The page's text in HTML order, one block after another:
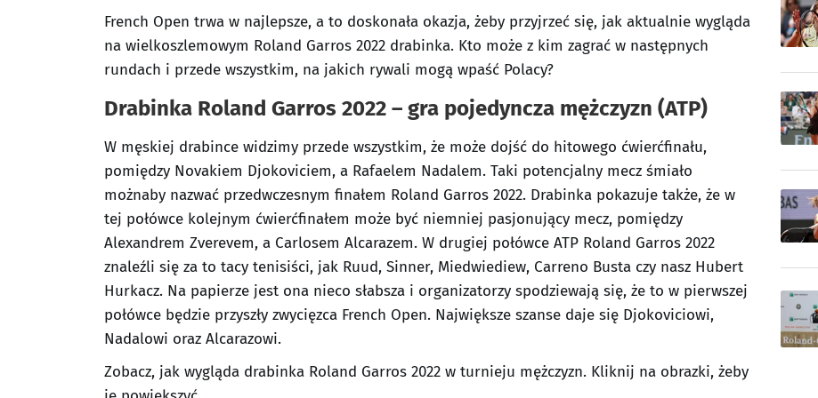
French Open trwa w najlepsze, a to doskonała okazja, żeby przyjrzeć się, jak aktualnie wygląda
na wielkoszlemowym Roland Garros 2022 drabinka. Kto może z kim zagrać w następnych
rundach i przede wszystkim, na jakich rywali mogą wpaść Polacy?
Drabinka Roland Garros 2022 – gra pojedyncza mężczyzn (ATP)
W męskiej drabince widzimy przede wszystkim, że może dojść do hitowego ćwierćfinału,
pomiędzy Novakiem Djokoviciem, a Rafaelem Nadalem. Taki potencjalny mecz śmiało
możnaby nazwać przedwczesnym finałem Roland Garros 2022. Drabinka pokazuje także, że w
tej połówce kolejnym ćwierćfinałem może być niemniej pasjonujący mecz, pomiędzy
Alexandrem Zverevem, a Carlosem Alcarazem. W drugiej połówce ATP Roland Garros 2022
znaleźli się za to tacy tenisiści, jak Ruud, Sinner, Miedwiediew, Carreno Busta czy nasz Hubert
Hurkacz. Na papierze jest ona nieco słabsza i organizatorzy spodziewają się, że to w pierwszej
połówce będzie przyszły zwycięzca French Open. Największe szanse daje się Djokoviciowi,
Nadalowi oraz Alcarazowi.
Zobacz, jak wygląda drabinka Roland Garros 2022 w turnieju mężczyzn. Kliknij na obrazki, żeby